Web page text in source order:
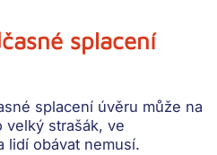
splacení
splacení úvěru může na
velký strašák, ve
lidí obávat nemusí.